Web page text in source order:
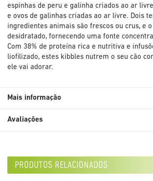
espinhas de peru e galinha criados ao ar
e ovos de galinhas criadas ao ar livre. Dois
ingredientes animais são frescos ou crus, e
desidratado, fornecendo uma fonte
Com 38% de proteína rica e nutritiva e
liofilizado, estes kibbles nutrem o seu cão
ele vai adorar.
Mais informação
Avaliações
produtos relacionados